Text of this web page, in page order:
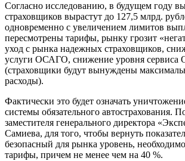
Согласно исследованию, в будущем году
страховщиков вырастут до 127,5 млрд.
одновременно с увеличением лимитов
пересмотрены тарифы, рынку грозит
уход с рынка надежных страховщиков,
услуги ОСАГО, снижение уровня
(страховщики будут вынуждены
расходы).
Фактически это будет означать
системы обязательного автострахования.
заместителя генерального директора
Самиева, для того, чтобы вернуть
безопасный для рынка уровень,
тарифы, причем не менее чем на 40 %.